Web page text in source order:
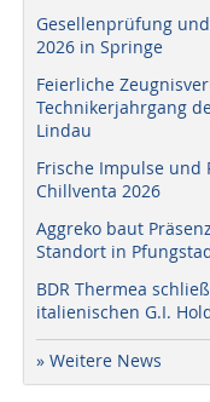
Gesellenprüfung
2026 in Springe
Feierliche
Technikerjahrgang
Lindau
Frische Impulse und
Chillventa 2026
Aggreko baut
Standort in
BDR Thermea
italienischen G.I.
» Weitere News